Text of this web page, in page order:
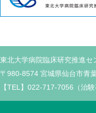
東北大学病院臨床研究推進セ
〒980-8574 宮城県仙台市青
【TEL】022-717-7056（治